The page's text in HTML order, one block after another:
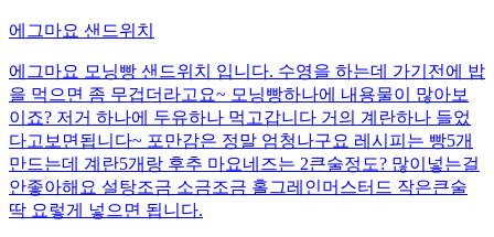
에그마요 샌드위치
에그마요 모닝빵 샌드위치 입니다. 수영을 하는데 가기전에 밥
을 먹으면 좀 무겁더라고요~ 모닝빵하나에 내용물이 많아보
이죠? 저거 하나에 두유하나 먹고갑니다 거의 계란하나 들었
다고보면됩니다~ 포만감은 정말 엄청나구요 레시피는 빵5개
만드는데 계란5개랑 후추 마요네즈는 2큰술정도? 많이넣는걸
안좋아해요 설탕조금 소금조금 홀그레인머스터드 작은큰술
딱 요렇게 넣으면 됩니다.